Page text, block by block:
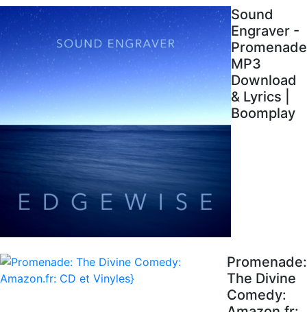
Sound
Engraver -
Promenade
MP3
Download
& Lyrics |
Boomplay
Promenade:
The Divine
Comedy: